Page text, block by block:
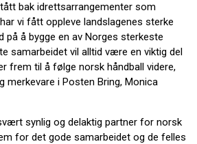
bak idrettsarrangementer som
vi fått oppleve landslagenes sterke
å bygge en av Norges sterkeste
samarbeidet vil alltid være en viktig del
frem til å følge norsk håndball videre,
merkevare i Posten Bring, Monica
synlig og delaktig partner for norsk
for det gode samarbeidet og de felles